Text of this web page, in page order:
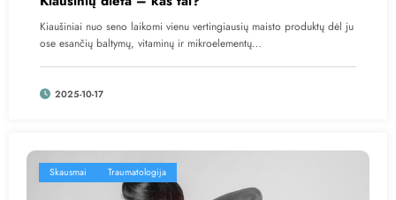
Kiaušiniai nuo seno laikomi vienu vertingiausių maisto produktų dėl ju
ose esančių baltymų, vitaminų ir mikroelementų…
2025-10-17
Skausmai Traumatologija